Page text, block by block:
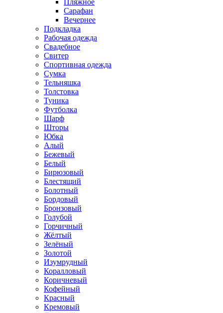
Сарафан
Вечернее
Подкладка
Рабочая одежда
Свадебное
Свитер
Спортивная одежда
Сумка
Тельняшка
Толстовка
Туника
Футболка
Шарф
Шторы
Юбка
Алый
Бежевый
Белый
Бирюзовый
Блестящий
Болотный
Бордовый
Бронзовый
Голубой
Горчичный
Жёлтый
Зелёный
Золотой
Изумрудный
Коралловый
Коричневый
Кофейный
Красный
Кремовый